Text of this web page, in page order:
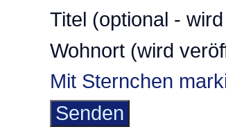
Titel (optional -
Wohnort (wird
Mit Sternchen
Senden